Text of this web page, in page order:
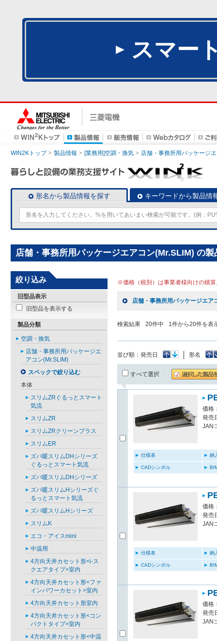
スマー
WIN2Kトップ 製品情報 [業務用]空調・換気 店舗・事務所用パッケージ
形名から製品情報を探す キーワードから製品情
店舗・事務所用パッケージエアコン(Mr.SLIM) の製
※価格（税別）は事業者様向けの積
店舗・事務所用パッケージエア
検索結果 20件中 1件から20件を表
並び順： 発売日 形名
すべて選択
価格
発売
JAN
仕様表 納
CADシンボル
価格
発売
JAN
仕様表 納
CADシンボル
価格
発売
JAN
絞り込み
旧型品表示
旧型品を表示する
製品分類
空調・換気
店舗・事務所用パッケージエ
アコン(Mr.SLIM)
スペックで絞り込む
本体
スリムZRぐるっとスマート
気流
スリムZR
スリムZRクリーンプラス
スリムER
ズバ暖スリムDHシリーズ
ぐるっとスマート気流
ズバ暖スリムDHシリーズ
ズバ暖スリムHシリーズぐ
るっとスマート気流
ズバ暖スリムHシリーズ
スリムK
エコ・アイスmini
中温用
4方向天井カセット形<i-ス
クエアタイプ>室内
4方向天井カセット形<ファ
インパワーカセット>室内
4方向天井カセット形室内
4方向天井カセット形<コン
パクトタイプ>室内
4方向天井カセット形<中温